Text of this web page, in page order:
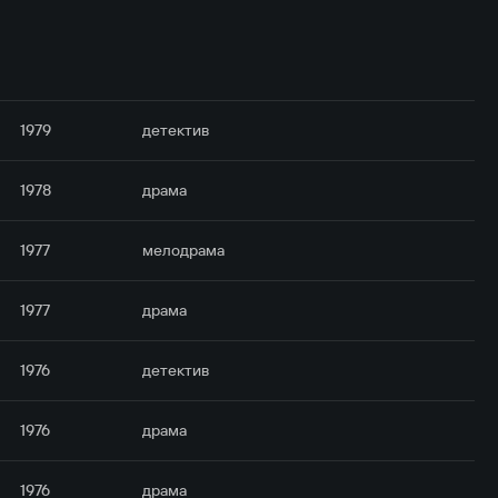
1979 детектив
1978 драма
1977 мелодрама
1977 драма
1976 детектив
1976 драма
1976 драма